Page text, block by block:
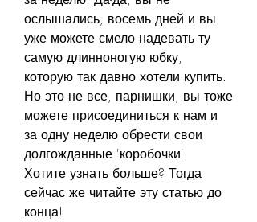
ослышались, восемь дней и вы
уже можете смело надевать ту
самую длинноногую юбку,
которую так давно хотели купить.
Но это не все, парнишки, вы тоже
можете присоединиться к нам и
за одну неделю обрести свои
долгожданные 'коробочки'.
Хотите узнать больше? Тогда
сейчас же читайте эту статью до
конца!